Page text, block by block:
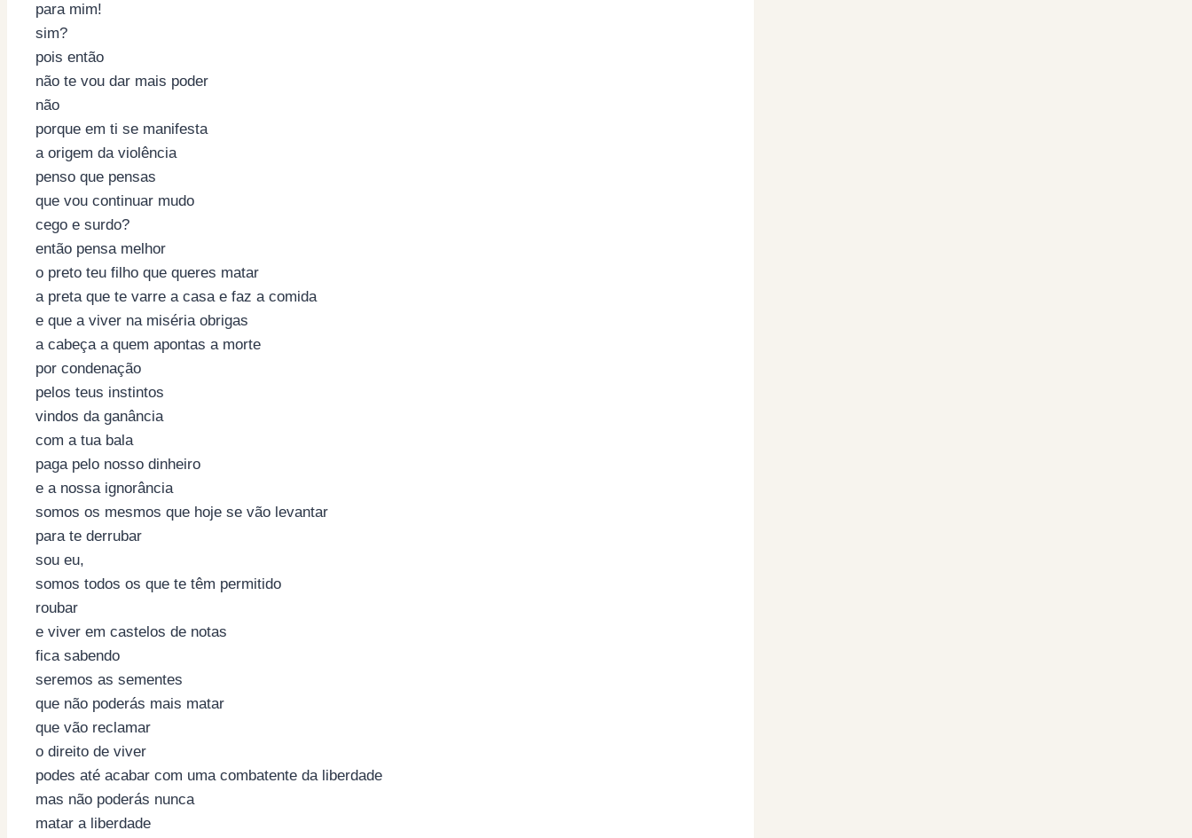
para mim!
sim?
pois então
não te vou dar mais poder
não
porque em ti se manifesta
a origem da violência
penso que pensas
que vou continuar mudo
cego e surdo?
então pensa melhor
o preto teu filho que queres matar
a preta que te varre a casa e faz a comida
e que a viver na miséria obrigas
a cabeça a quem apontas a morte
por condenação
pelos teus instintos
vindos da ganância
com a tua bala
paga pelo nosso dinheiro
e a nossa ignorância
somos os mesmos que hoje se vão levantar
para te derrubar
sou eu,
somos todos os que te têm permitido
roubar
e viver em castelos de notas
fica sabendo
seremos as sementes
que não poderás mais matar
que vão reclamar
o direito de viver
podes até acabar com uma combatente da liberdade
mas não poderás nunca
matar a liberdade